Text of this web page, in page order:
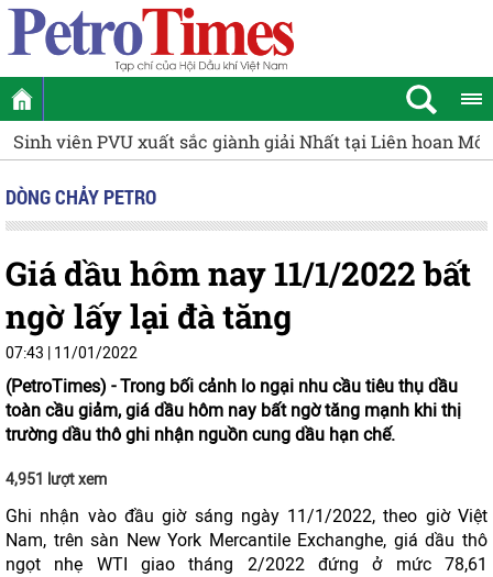
Sinh viên PVU xuất sắc giành giải Nhất tại Liên hoan
DÒNG CHẢY PETRO
Giá dầu hôm nay 11/1/2022 bất
ngờ lấy lại đà tăng
07:43 | 11/01/2022
(PetroTimes) -Trong bối cảnh lo ngại nhu cầu tiêu thụ dầu
toàn cầu giảm, giá dầu hôm nay bất ngờ tăng mạnh khi thị
trường dầu thô ghi nhận nguồn cung dầu hạn chế.
4,951 lượt xem
Ghi nhận vào đầu giờ sáng ngày 11/1/2022, theo giờ Việt
Nam, trên sàn New York Mercantile Exchanghe, giá dầu thô
ngọt nhẹ WTI giao tháng 2/2022 đứng ở mức 78,61